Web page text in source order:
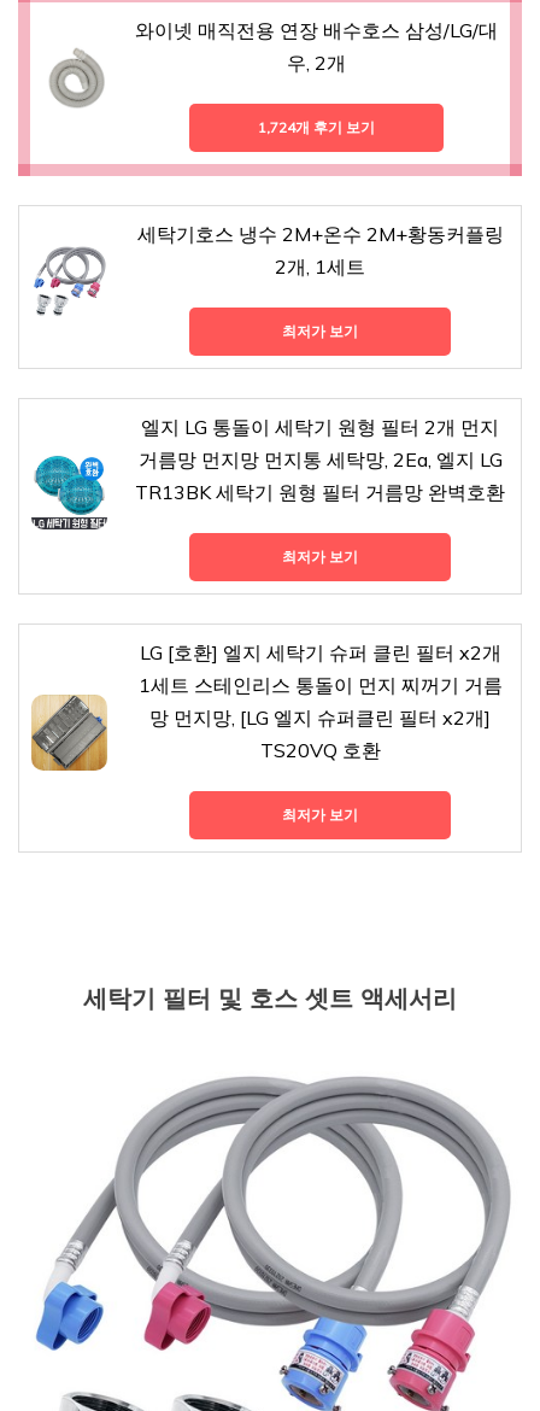
와이넷 매직전용 연장 배수호스 삼성/LG/대
우, 2개
1,724개 후기 보기
세탁기호스 냉수 2M+온수 2M+황동커플링
2개, 1세트
최저가 보기
엘지 LG 통돌이 세탁기 원형 필터 2개 먼지
거름망 먼지망 먼지통 세탁망, 2Ea, 엘지 LG
TR13BK 세탁기 원형 필터 거름망 완벽호환
최저가 보기
LG [호환] 엘지 세탁기 슈퍼 클린 필터 x2개
1세트 스테인리스 통돌이 먼지 찌꺼기 거름
망 먼지망, [LG 엘지 슈퍼클린 필터 x2개]
TS20VQ 호환
최저가 보기
세탁기 필터 및 호스 셋트 액세서리